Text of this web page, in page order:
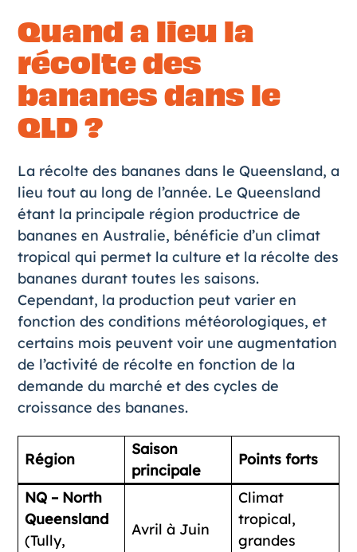
Quand a lieu la
récolte des
bananes dans le
QLD ?
La récolte des bananes dans le Queensland, a
lieu tout au long de l’année. Le Queensland
étant la principale région productrice de
bananes en Australie, bénéficie d’un climat
tropical qui permet la culture et la récolte des
bananes durant toutes les saisons.
Cependant, la production peut varier en
fonction des conditions météorologiques, et
certains mois peuvent voir une augmentation
de l’activité de récolte en fonction de la
demande du marché et des cycles de
croissance des bananes.
Région
Saison
principale
Points forts
NQ – North
Queensland
(Tully,
Avril à Juin
Climat
tropical,
grandes